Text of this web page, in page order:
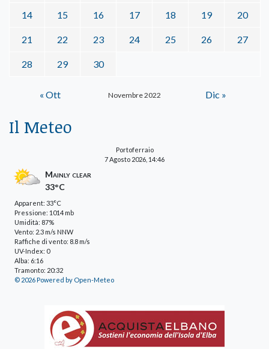
Novembre 2022
14 15 16 17 18 19 20
21 22 23 24 25 26 27
28 29 30
« Ott Dic »
Il Meteo
Portoferraio
7 Agosto 2026, 14:46
Mainly clear
33°C
Apparent: 33°C
Pressione: 1014 mb
Umidità: 87%
Vento: 2.3 m/s NNW
Raffiche di vento: 8.8 m/s
UV-Index: 0
Alba: 6:16
Tramonto: 20:32
© 2026 Powered by Open-Meteo